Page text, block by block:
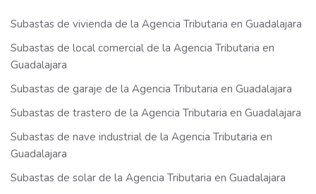
Subastas de vivienda de la Agencia Tributaria en Guadalajara
Subastas de local comercial de la Agencia Tributaria en
Guadalajara
Subastas de garaje de la Agencia Tributaria en Guadalajara
Subastas de trastero de la Agencia Tributaria en Guadalajara
Subastas de nave industrial de la Agencia Tributaria en
Guadalajara
Subastas de solar de la Agencia Tributaria en Guadalajara